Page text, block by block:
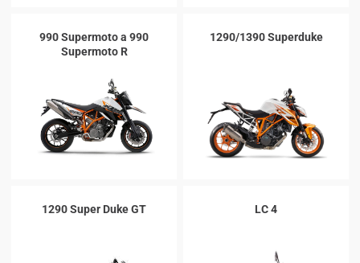
990 Supermoto a 990
Supermoto R
1290/1390 Superduke
1290 Super Duke GT LC 4